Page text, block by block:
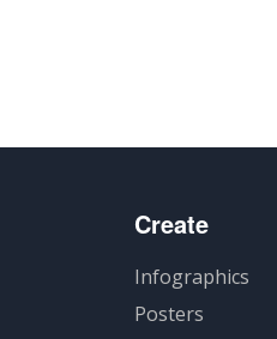
Create
Infographics
Posters